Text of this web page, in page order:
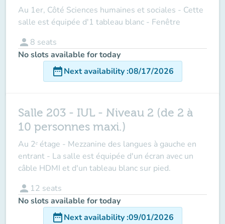
Au 1er, Côté Sciences humaines et sociales - Cette
salle est équipée d'1 tableau blanc - Fenêtre
person 8 seats
No slots available for today
date_rangeNext availability:08/17/2026
Salle 203 - IUL - Niveau 2 (de 2 à
10 personnes maxi.)
Au 2ᵉ étage - Mezzanine des langues à gauche en
entrant - La salle est équipée d'un écran avec un
câble HDMI et d'un tableau blanc sur pied.
person 12 seats
No slots available for today
date_rangeNext availability:09/01/2026